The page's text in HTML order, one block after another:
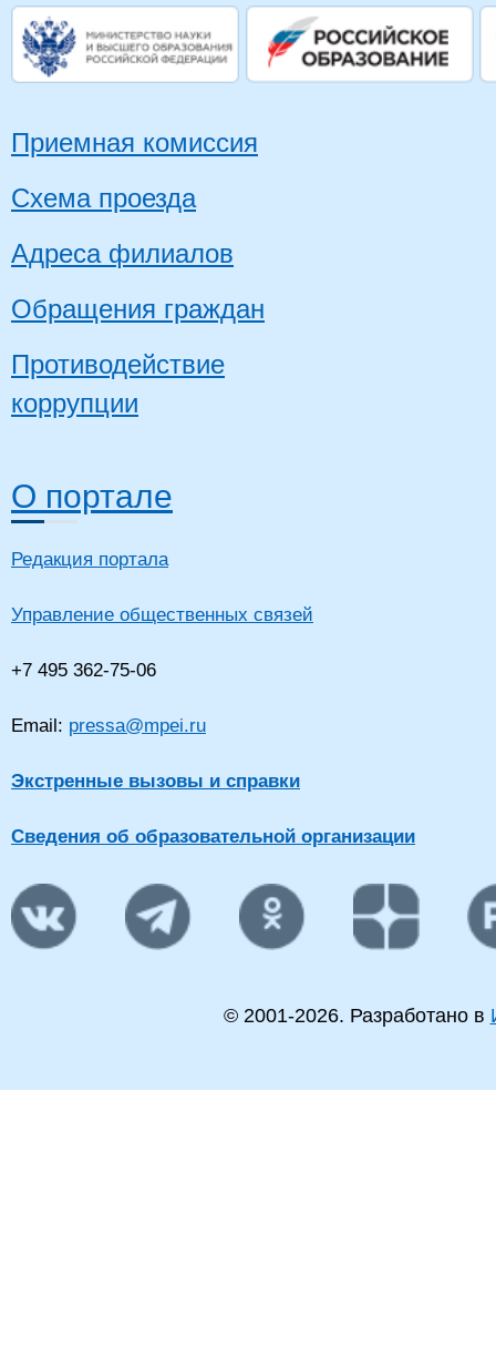
Приемная комиссия
Схема проезда
Адреса филиалов
Обращения граждан
Противодействие
коррупции
О портале
Редакция портала
Управление общественных связей
+7 495 362-75-06
Email: pressa@mpei.ru
Экстренные вызовы и справки
Сведения об образовательной организации
© 2001-2026. Разработано в